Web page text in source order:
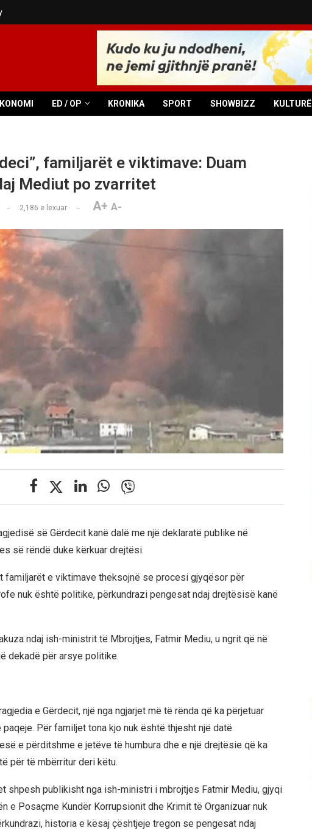
ED / OP KRONIKA SPORT SHOWBIZZ KULTURË
familjarët e viktimave: Duam
Mediut po zvarritet
2,186 e lexuar A+ A-
së Gërdecit kanë dalë me një deklaratë publike në
së rëndë duke kërkuar drejtësi.
familjarët e viktimave theksojnë se procesi gjyqësor për
nuk është politike, përkundrazi pengesat ndaj drejtësisë kanë
ndaj ish-ministrit të Mbrojtjes, Fatmir Mediu, u ngrit që në
dekadë për arsye politike.
e Gërdecit, një nga ngjarjet më të rënda që ka përjetuar
Për familjet tona kjo nuk është thjesht një datë
e përditshme e jetëve të humbura dhe e një drejtësie që ka
për të mbërritur deri këtu.
shpesh publikisht nga ish-ministri i mbrojtjes Fatmir Mediu, gjyqi
e Posaçme Kundër Korrupsionit dhe Krimit të Organizuar nuk
historia e kësaj çështjeje tregon se pengesat ndaj